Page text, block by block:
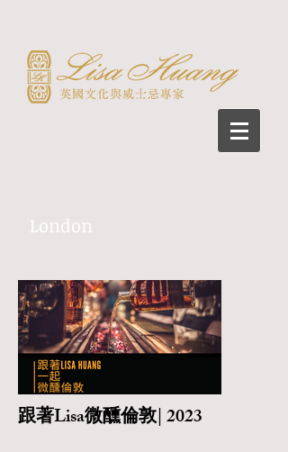
London
跟著Lisa微醺倫敦| 2023